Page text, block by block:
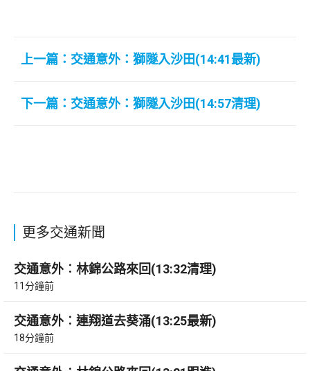
上一篇：交通意外：獅隧入沙田(14:41最新)
下一篇：交通意外：獅隧入沙田(14:57清理)
更多交通新聞
交通意外︰林錦公路來回(13:32清理)
11分鐘前
交通意外︰連翔道去葵涌(13:25最新)
18分鐘前